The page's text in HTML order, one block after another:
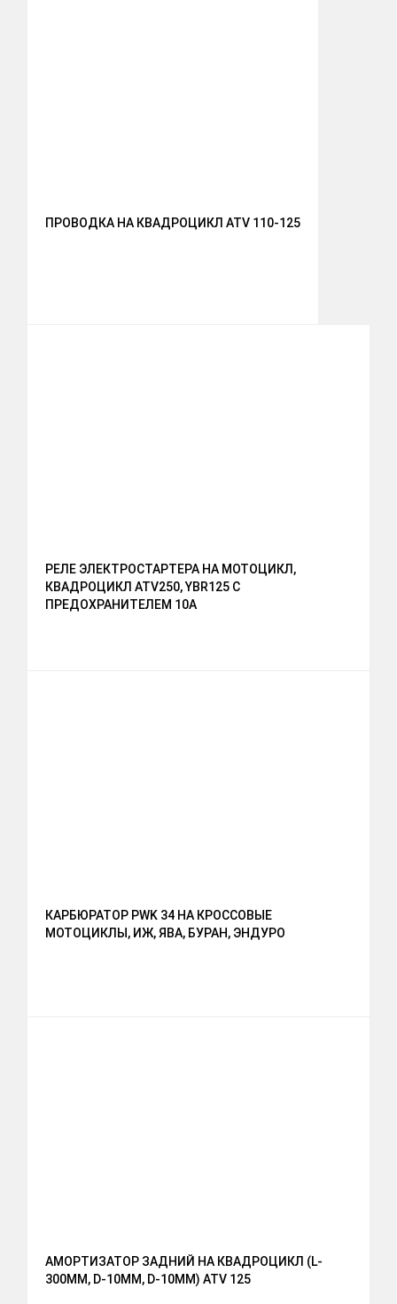
ПРОВОДКА НА КВАДРОЦИКЛ ATV 110-125
РЕЛЕ ЭЛЕКТРОСТАРТЕРА НА МОТОЦИКЛ,
КВАДРОЦИКЛ ATV250, YBR125 С
ПРЕДОХРАНИТЕЛЕМ 10А
КАРБЮРАТОР PWK 34 НА КРОССОВЫЕ
МОТОЦИКЛЫ, ИЖ, ЯВА, БУРАН, ЭНДУРО
АМОРТИЗАТОР ЗАДНИЙ НА КВАДРОЦИКЛ (L-
300MM, D-10MM, D-10MM) ATV 125